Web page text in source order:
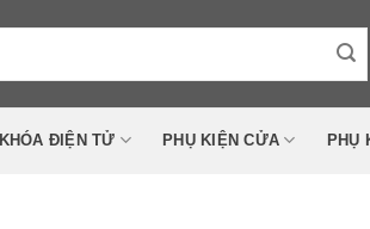
KHÓA ĐIỆN TỬ PHỤ KIỆN CỬA PHỤ